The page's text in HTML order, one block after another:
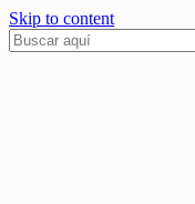
Skip to content